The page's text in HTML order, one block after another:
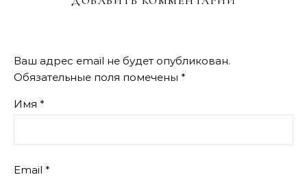
Ваш адрес email не будет опубликован.
Обязательные поля помечены *
Имя *
Email *